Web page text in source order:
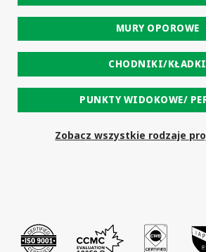
MURY OPOROWE
CHODNIKI/KŁADKI
PUNKTY WIDOKOWE/
Zobacz wszystkie rodzaje